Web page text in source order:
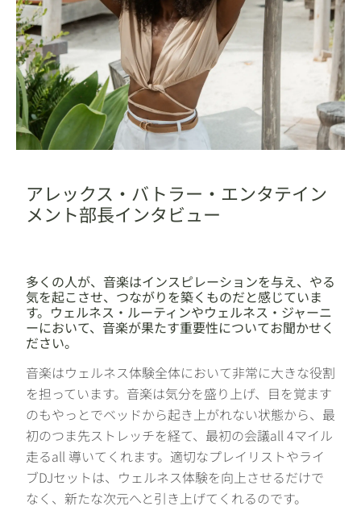
アレックス・バトラー・エンタテイン
メント部長インタビュー
多くの人が、音楽はインスピレーションを与え、やる
気を起こさせ、つながりを築くものだと感じていま
す。ウェルネス・ルーティンやウェルネス・ジャーニ
ーにおいて、音楽が果たす重要性についてお聞かせく
ださい。
音楽はウェルネス体験全体において非常に大きな役割
を担っています。音楽は気分を盛り上げ、目を覚ます
のもやっとでベッドから起き上がれない状態から、最
初のつま先ストレッチを経て、最初の会議all 4マイル
走るall 導いてくれます。適切なプレイリストやライ
ブDJセットは、ウェルネス体験を向上させるだけで
なく、新たな次元へと引き上げてくれるのです。